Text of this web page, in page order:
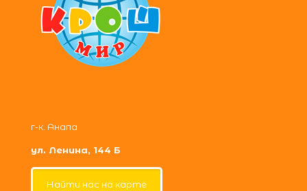
г-к. Анапа
ул. Ленина, 144 Б
Найти нас на карте